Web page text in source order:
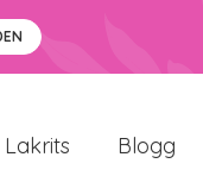
Lakrits Blogg